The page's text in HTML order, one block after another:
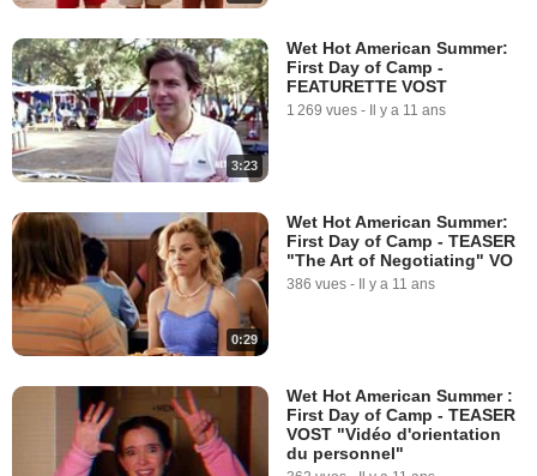
3:23
Wet Hot American Summer:
First Day of Camp -
FEATURETTE VOST
1 269 vues - Il y a 11 ans
0:29
Wet Hot American Summer:
First Day of Camp - TEASER
"The Art of Negotiating" VO
386 vues - Il y a 11 ans
Wet Hot American Summer :
First Day of Camp - TEASER
VOST "Vidéo d'orientation
du personnel"